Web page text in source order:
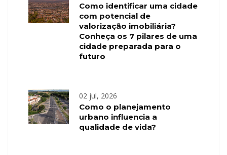
Como identificar uma cidade
com potencial de
valorização imobiliária?
Conheça os 7 pilares de uma
cidade preparada para o
futuro
02 jul, 2026
Como o planejamento
urbano influencia a
qualidade de vida?